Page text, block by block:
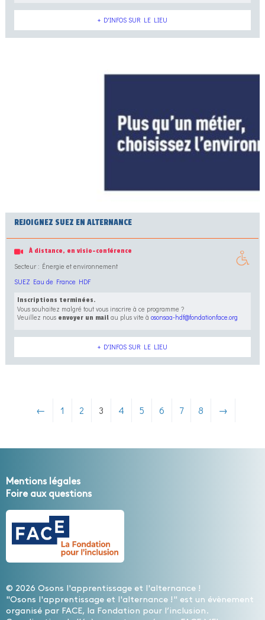
+ D'INFOS SUR LE LIEU
REJOIGNEZ SUEZ EN ALTERNANCE
À distance, en visio-conférence
Secteur : Énergie et environnement
SUEZ Eau de France HDF
Inscriptions terminées.
Vous souhaitez malgré tout vous inscrire à ce programme ?
Veuillez nous envoyer un mailau plus vite à osonsaa-hdf@fondationface.org
+ D'INFOS SUR LE LIEU
← 1 2 3 4 5 6 7 8 →
Mentions légales
Foire aux questions
© 2026 Osons l'apprentissage et l'alternance !
"Osons l'apprentissage et l'alternance !" est un évènement
organisé par FACE, la Fondation pour l’inclusion.